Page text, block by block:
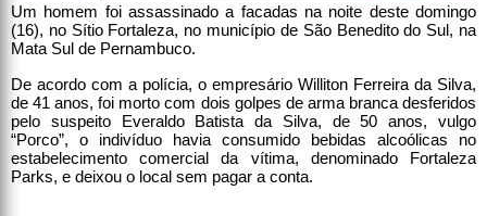
Um homem foi assassinado a facadas na noite deste domingo
(16), no Sítio Fortaleza, no município de São Benedito do Sul, na
Mata Sul de Pernambuco.
De acordo com a polícia, o empresário Williton Ferreira da Silva,
de 41 anos, foi morto com dois golpes de arma branca desferidos
pelo suspeito Everaldo Batista da Silva, de 50 anos, vulgo
“Porco”, o indivíduo havia consumido bebidas alcoólicas no
estabelecimento comercial da vítima, denominado Fortaleza
Parks, e deixou o local sem pagar a conta.